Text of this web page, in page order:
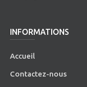
INFORMATIONS
Accueil
Contactez-nous